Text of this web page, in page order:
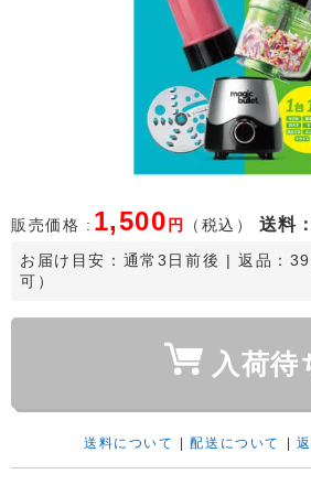
販売価格 : 1,500 円 （税込） 送料
お届け目安： 通常3日前後 | 返品：
可）
入荷待
送料について |配送について